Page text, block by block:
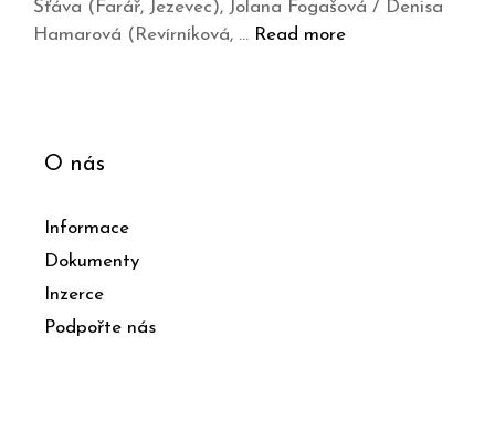
Šťáva (Farář, Jezevec), Jolana Fogašová / Denisa
Hamarová (Revírníková, … Read more
O nás
Informace
Dokumenty
Inzerce
Podpořte nás